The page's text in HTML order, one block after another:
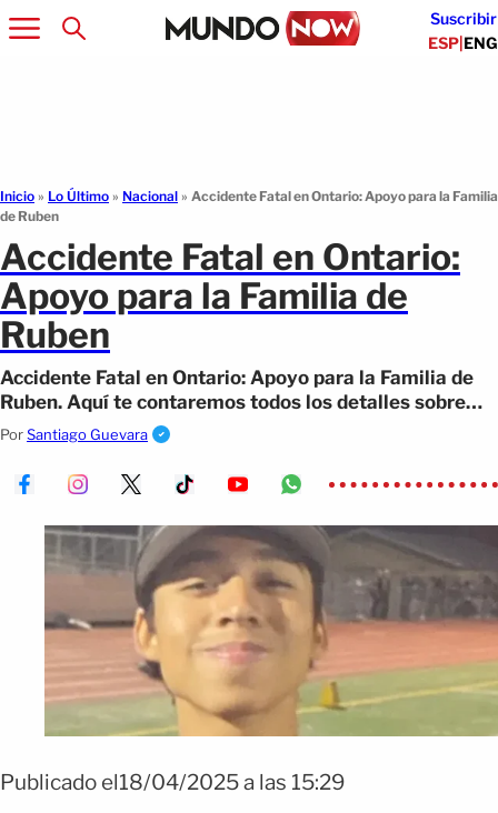
Suscribir
ESP|ENG
Inicio » Lo Último » Nacional » Accidente Fatal en Ontario: Apoyo para la Familia
de Ruben
Accidente Fatal en Ontario:
Apoyo para la Familia de
Ruben
Accidente Fatal en Ontario: Apoyo para la Familia de
Ruben. Aquí te contaremos todos los detalles sobre
esto.
PorSantiago Guevara
Publicado el18/04/2025 a las 15:29